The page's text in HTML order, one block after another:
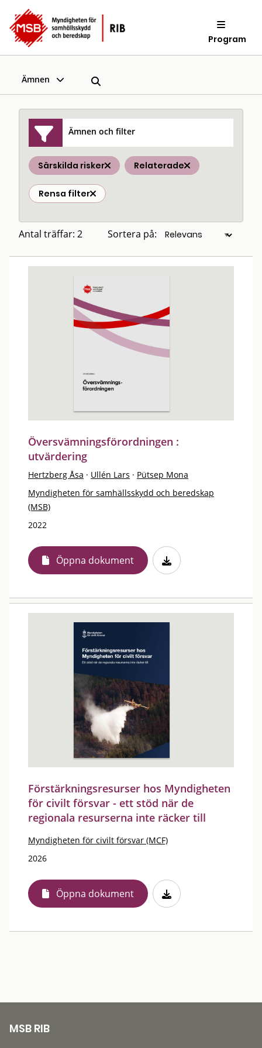
Program
Ämnen
Ämnen och filter
Särskilda risker Relaterade
Rensa filter
Antal träffar: 2 Sortera på:
Översvämningsförordningen :
utvärdering
Hertzberg Åsa · Ullén Lars · Pütsep Mona
Myndigheten för samhällsskydd och beredskap
(MSB)
2022
Öppna dokument
Förstärkningsresurser hos Myndigheten
för civilt försvar - ett stöd när de
regionala resurserna inte räcker till
Myndigheten för civilt försvar (MCF)
2026
Öppna dokument
MSB RIB